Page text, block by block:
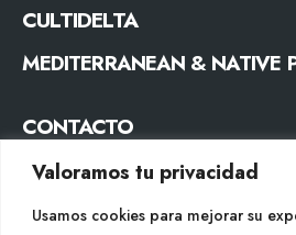
Valoramos tu privacidad
Usamos cookies para mejorar su
CULTIDELTA
MEDITERRANEAN & NATIVE
CONTACTO
Tel. +34 977053013